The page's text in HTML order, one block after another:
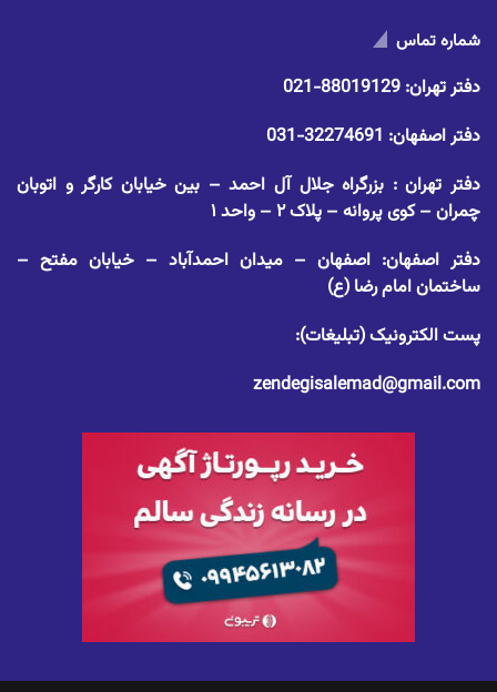
شماره تماس
دفتر تهران: 88019129-021
دفتر اصفهان: 32274691-031
دفتر تهران : بزرگراه جلال آل احمد – بین خیابان کارگر و اتوبان
چمران – کوی پروانه – پلاک ۲ – واحد ۱
دفتر اصفهان: اصفهان – میدان احمدآباد – خیابان مفتح –
ساختمان امام رضا (ع)
پست الکترونیک (تبلیغات):
zendegisalemad@gmail.com